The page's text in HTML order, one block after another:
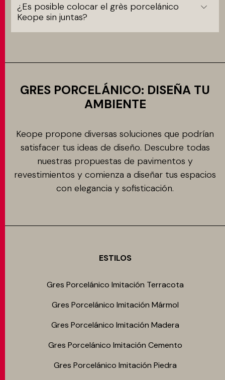
¿Es posible colocar el grès porcelánico
Keope sin juntas?
GRES PORCELÁNICO: DISEÑA TU
AMBIENTE
Keope propone diversas soluciones que podrían
satisfacer tus ideas de diseño. Descubre todas
nuestras propuestas de pavimentos y
revestimientos y comienza a diseñar tus espacios
con elegancia y sofisticación.
ESTILOS
Gres Porcelánico Imitación Terracota
Gres Porcelánico Imitación Mármol
Gres Porcelánico Imitación Madera
Gres Porcelánico Imitación Cemento
Gres Porcelánico Imitación Piedra